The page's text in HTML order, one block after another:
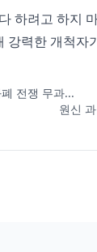
하려고 하지
강력한 개척자
전쟁 무과...
원신